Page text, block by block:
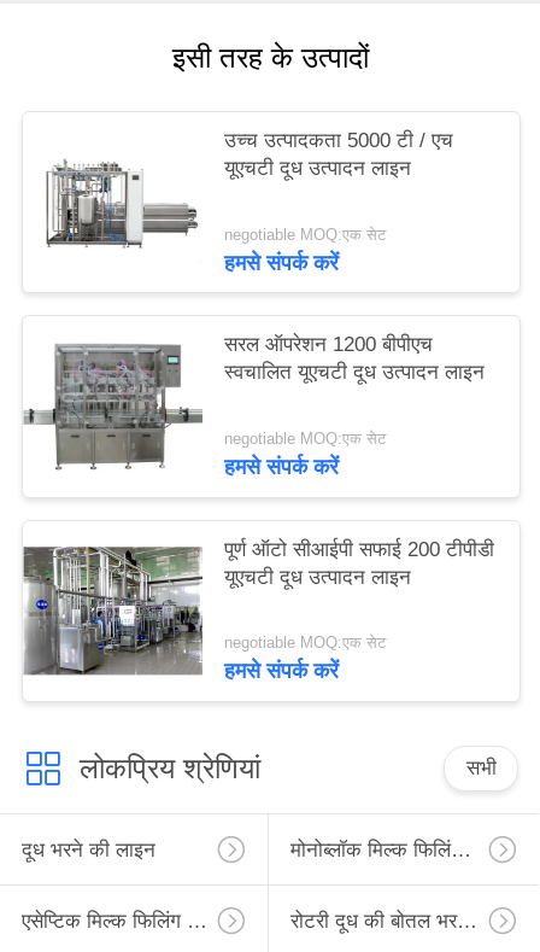
इसी तरह के उत्पादों
उच्च उत्पादकता 5000 टी / एच
यूएचटी दूध उत्पादन लाइन
negotiable MOQ:एक सेट
हमसे संपर्क करें
सरल ऑपरेशन 1200 बीपीएच
स्वचालित यूएचटी दूध उत्पादन लाइन
negotiable MOQ:एक सेट
हमसे संपर्क करें
पूर्ण ऑटो सीआईपी सफाई 200 टीपीडी
यूएचटी दूध उत्पादन लाइन
negotiable MOQ:एक सेट
हमसे संपर्क करें
लोकप्रिय श्रेणियां सभी
दूध भरने की लाइन मोनोब्लॉक मिल्क फिलिंग लाइन
एसेप्टिक मिल्क फिलिंग लाइन रोटरी दूध की बोतल भरने की लाइन